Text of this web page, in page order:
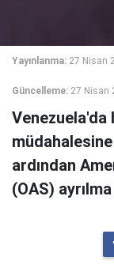
Yayınlanma: 27 Nisan
Güncelleme: 27 Nisan
ardından
(OAS)